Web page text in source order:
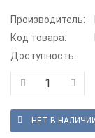
Производитель:
Код товара:
Доступность: